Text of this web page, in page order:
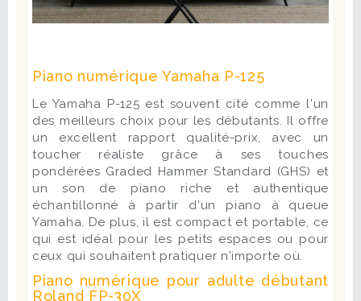
Piano numérique Yamaha P-125
Le Yamaha P-125 est souvent cité comme l'un
des meilleurs choix pour les débutants. Il offre
un excellent rapport qualité-prix, avec un
toucher réaliste grâce à ses touches
pondérées Graded Hammer Standard (GHS) et
un son de piano riche et authentique
échantillonné à partir d'un piano à queue
Yamaha. De plus, il est compact et portable, ce
qui est idéal pour les petits espaces ou pour
ceux qui souhaitent pratiquer n'importe où.
Piano numérique pour adulte débutant
Roland FP-30X